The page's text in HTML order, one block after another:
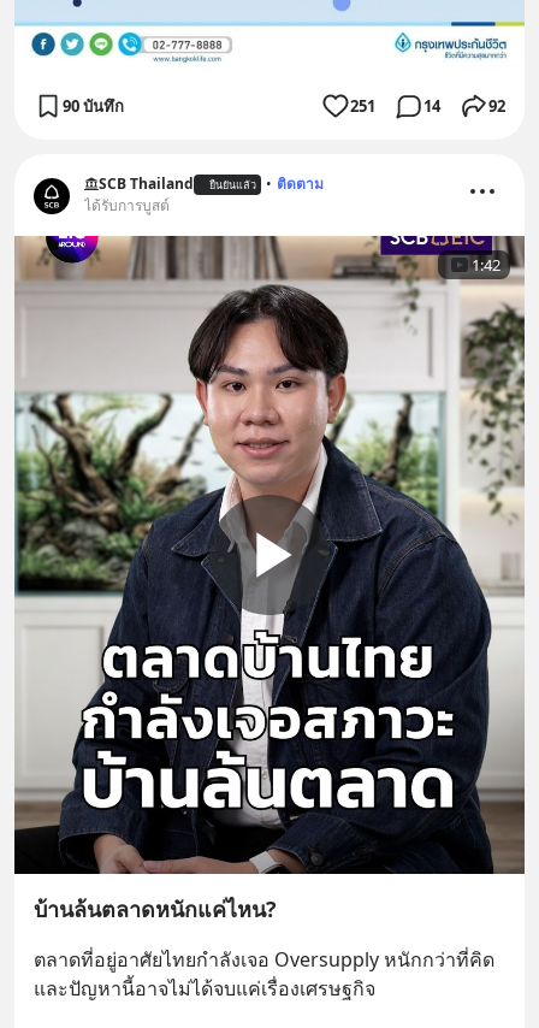
90 บันทึก 251 14 92
SCB Thailand ยืนยันแล้ว • ติดตาม
ได้รับการบูสต์
1:42
บ้านล้นตลาดหนักแค่ไหน?
ตลาดที่อยู่อาศัยไทยกำลังเจอ Oversupply หนักกว่าที่คิด
และปัญหานี้อาจไม่ได้จบแค่เรื่องเศรษฐกิจ